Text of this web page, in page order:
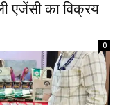
एजेंसी का विक्रय
0